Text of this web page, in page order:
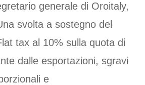
generale di Oroitaly,
svolta a sostegno del
tax al 10% sulla quota di
dalle esportazioni, sgravi
e